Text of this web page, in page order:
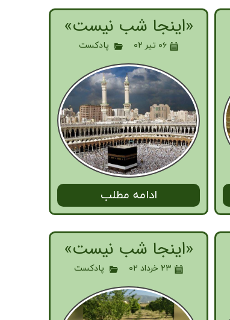
«اینجا شب نیست»
۰۶ تیر ۰۲ پادکست
ادامه مطلب
«اینجا شب نیست»
۲۳ خرداد ۰۲ پادکست